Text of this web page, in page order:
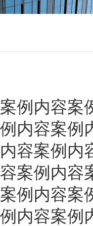
案例内容案
例内容案例
内容案例内
容案例内容
案例内容案
例内容案例